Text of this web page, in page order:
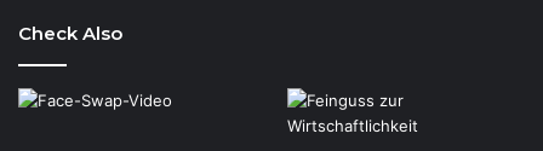
Check Also